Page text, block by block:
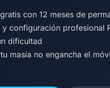
con 12 meses de
y configuración profesional
dificultad
masía no engancha el